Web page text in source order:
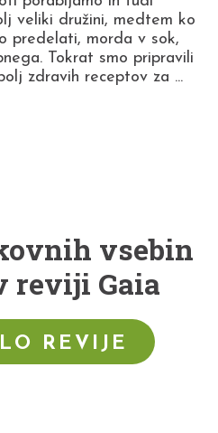
veliki družini, medtem ko
predelati, morda v sok,
Tokrat smo pripravili
zdravih receptov za ...
vsebin
reviji Gaia
REVIJE